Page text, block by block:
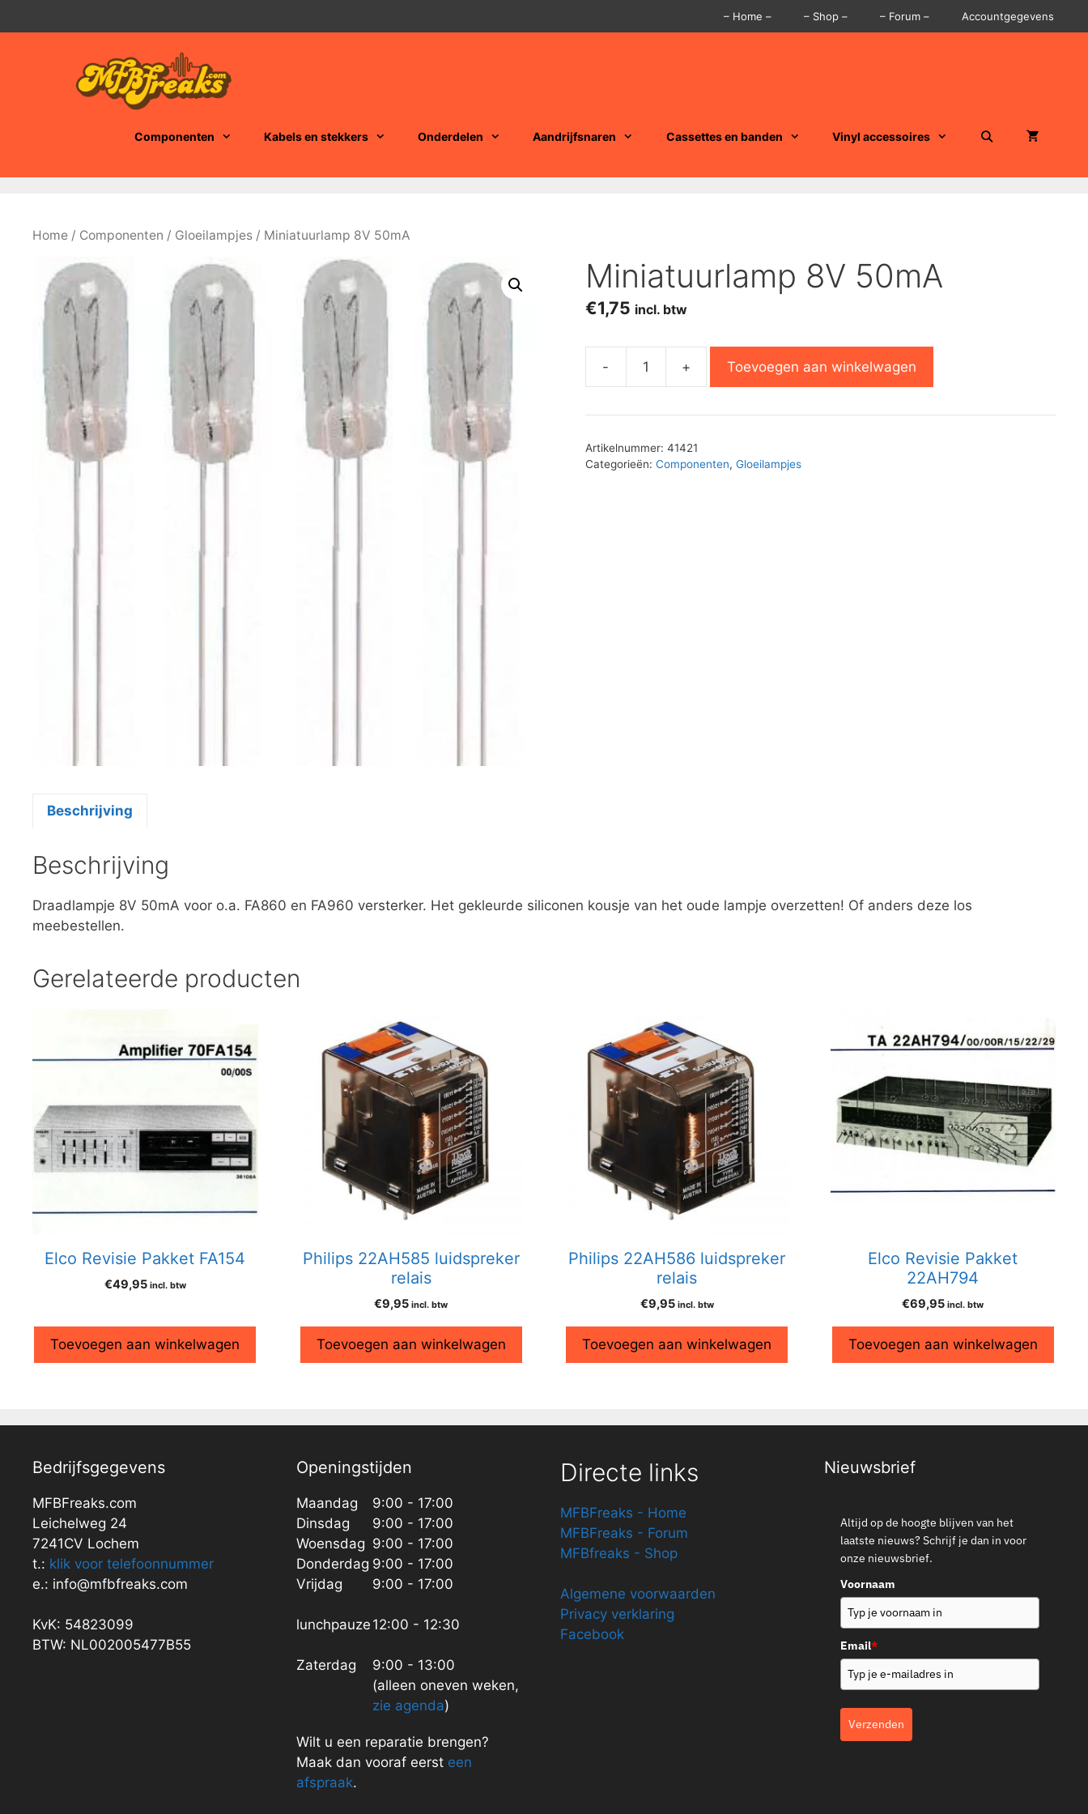
naar
– Home – – Shop – – Forum – Accountgegevens
Componenten Kabels en stekkers Onderdelen Aandrijfsnaren Cassettes en banden Vinyl accessoires
Home / Componenten / Gloeilampjes / Miniatuurlamp 8V 50mA
Miniatuurlamp 8V 50mA
€1,75 incl. btw
-
Miniatuurlamp
50mA
+ Toevoegen aan winkelwagen
Artikelnummer: 41421
Categorieën: Componenten, Gloeilampjes
Beschrijving
Beschrijving
Draadlampje 8V 50mA voor o.a. FA860 en FA960 versterker. Het gekleurde siliconen kousje van het oude lampje overzetten! Of anders deze los
meebestellen.
Gerelateerde producten
Elco Revisie Pakket FA154
€49,95 incl. btw
Toevoegen aan winkelwagen
Philips 22AH585 luidspreker
relais
€9,95 incl. btw
Toevoegen aan winkelwagen
Philips 22AH586 luidspreker
relais
€9,95 incl. btw
Toevoegen aan winkelwagen
Elco Revisie Pakket
22AH794
€69,95 incl. btw
Toevoegen aan winkelwagen
Bedrijfsgegevens
MFBFreaks.com
Leichelweg 24
7241CV Lochem
t.: klik voor telefoonnummer
e.: info@mfbfreaks.com
KvK: 54823099
BTW: NL002005477B55
Openingstijden
Maandag
Dinsdag
Woensdag
Donderdag
Vrijdag
lunchpauze
Zaterdag
9:00 - 17:00
9:00 - 17:00
9:00 - 17:00
9:00 - 17:00
9:00 - 17:00
12:00 - 12:30
9:00 - 13:00
(alleen oneven weken,
zie agenda)
Wilt u een reparatie brengen?
Maak dan vooraf eerst een
afspraak.
Directe links
MFBFreaks - Home
MFBFreaks - Forum
MFBfreaks - Shop
Algemene voorwaarden
Privacy verklaring
Facebook
Nieuwsbrief
Altijd op de hoogte blijven van het
laatste nieuws? Schrijf je dan in voor
onze nieuwsbrief.
Voornaam
Email*
Verzenden